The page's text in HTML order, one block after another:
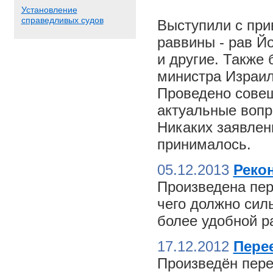
Установление
справедливых судов
Выступили с
раввины - рав
и другие. Также
министра
Проведено
актуальные
Никаких
принималось.
05.12.2013
Произведена
чего должно
более удобной
17.12.2012
Произведён